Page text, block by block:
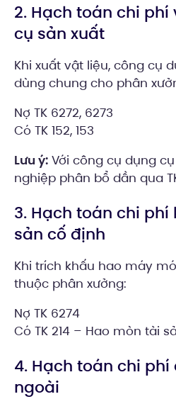
2. Hạch toán chi
cụ sản xuất
Khi xuất vật liệu, công cụ
dùng chung cho phân
Nợ TK 6272, 6273
Có TK 152, 153
Lưu ý: Với công cụ dụng
nghiệp phân bổ dần qua
3. Hạch toán chi
sản cố định
Khi trích khấu hao máy
thuộc phân xưởng:
Nợ TK 6274
Có TK 214 – Hao mòn tài
4. Hạch toán chi
ngoài